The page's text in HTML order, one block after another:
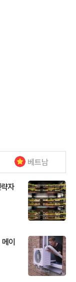
베트남
자
이